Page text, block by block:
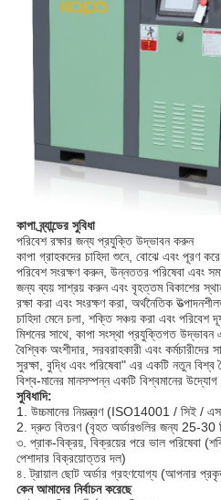
কাপা ব্র্যান্ডের সুবিধা
পরিবেশ রক্ষার জন্য প্রযুক্তি উদ্ভাবন করুন
কাপা গ্রাহকদের চাহিদা শুনে, বোঝে এবং পূরণ করে
পরিবেশ সংরক্ষণ করুন, উন্নততর পরিষেবা এবং
জন্য ব্যয় সাশ্রয় করুন এবং বৃহত্তম বিকাশের
রক্ষা করা এবং সংরক্ষণ করা, অর্থনৈতিক
চাহিদা মেনে চলা, শক্তি সঞ্চয় করা এবং
মিশনের সাথে, কাপা সংস্থা প্রযুক্তিগত
বৈশ্বিক অংশীদার, সরবরাহকারী এবং
সুরক্ষা, বুদ্ধি এবং পরিষেবা" এর একটি নতুন বিশ্ব
বিশ্ব-মানের মানসম্পন্ন একটি বিশ্বমানের উদ্যোগ
সুবিধাদি:
1. উচ্চমানের নিয়ন্ত্রণ (ISO14001 / সিই /
2. দ্রুত বিতরণ (বৃহত অর্ডারগুলির জন্য 25-30
৩. প্রাক-বিক্রয়, বিক্রয়ের পরে ভাল পরিষেবা
পেশাদার বিক্রয়োত্তর দল)
৪. ট্রায়াল ছোট অর্ডার গ্রহণযোগ্য (আপনার
কেন আমাদের নির্বাচন করেছে